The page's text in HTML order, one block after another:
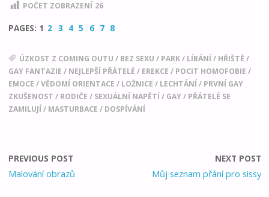
POČET ZOBRAZENÍ 26
PAGES: 1 2 3 4 5 6 7 8
ÚZKOST Z COMING OUTU / BEZ SEXU / PARK/ LÍBÁNÍ / HŘIŠTĚ /
GAY FANTAZIE / NEJLEPŠÍ PŘÁTELÉ / EREKCE / POCIT HOMOFOBIE /
EMOCE /VĚDOMÍ ORIENTACE / LOŽNICE / LECHTÁNÍ / PRVNÍ GAY
ZKUŠENOST / RODIČE / SEXUÁLNÍ NAPĚTÍ / GAY/ PŘÁTELÉ SE
ZAMILUJÍ / MASTURBACE / DOSPÍVÁNÍ
PREVIOUS POST
Malování obrazů
NEXT POST
Můj seznam přání pro sissy